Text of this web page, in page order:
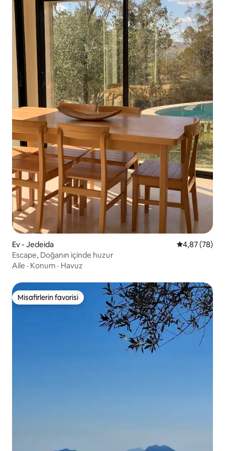
Ev - Jedeida 5 üzerinden
4,87 (78)
Escape, Doğanın içinde huzur
Aile · Konum · Havuz
Misafirlerin favorisi
Misafirlerin favorisi